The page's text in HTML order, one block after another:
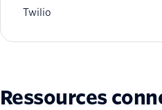
Twilio
Ressources